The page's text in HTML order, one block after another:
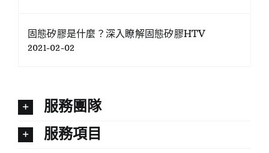
固態矽膠是什麼？深入瞭解固態矽膠HTV
2021-02-02
服務團隊
服務項目